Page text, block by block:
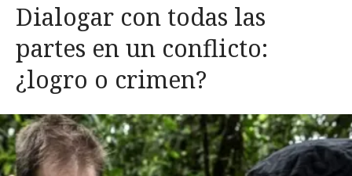
Dialogar con todas las
partes en un conflicto:
¿logro o crimen?